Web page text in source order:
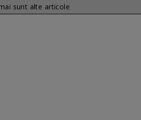
sunt alte articole